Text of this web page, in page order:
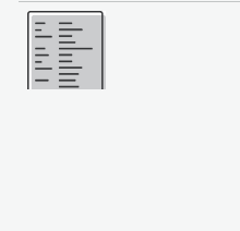
Több